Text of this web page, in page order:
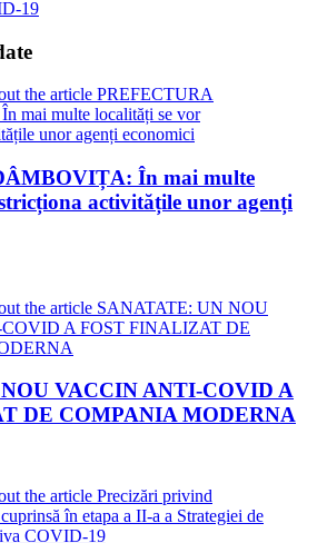
19
În mai multe
activitățile unor agenți
VACCIN ANTI-COVID A
DE COMPANIA MODERNA